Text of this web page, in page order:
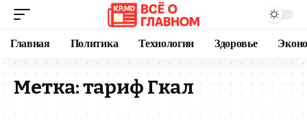
Главная Политика Технологии Здоровье
Метка:тариф Гкал